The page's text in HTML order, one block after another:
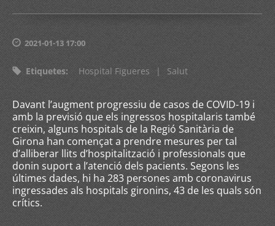
2021-01-13 17:00
Etiquetes: Hospital Figueres | Salut
Davant l’augment progressiu de casos de COVID-19 i
amb la previsió que els ingressos hospitalaris també
creixin, alguns hospitals de la Regió Sanitària de
Girona han començat a prendre mesures per tal
d’alliberar llits d’hospitalització i professionals que
donin suport a l’atenció dels pacients. Segons les
últimes dades, hi ha 283 persones amb coronavirus
ingressades als hospitals gironins, 43 de les quals són
crítics.